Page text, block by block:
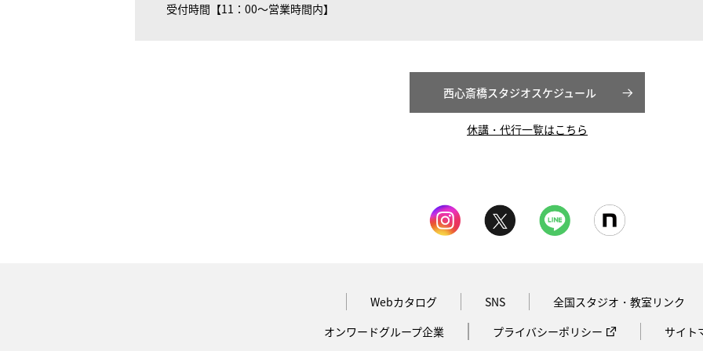
受付時間【11：00～営業時間内】
西心斎橋スタジオスケジュール
休講・代行一覧はこちら
Webカタログ SNS
全国スタジオ・教室リンク
オンワードグループ企業
プライバシーポリシー サイト